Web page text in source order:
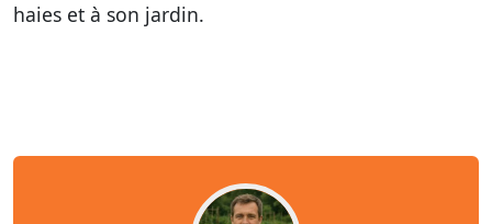
haies et à son jardin.